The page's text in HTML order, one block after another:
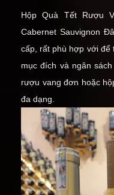
Hộp Quà Tết Rượu
Cabernet Sauvignon
cấp, rất phù hợp với để
mục đích và ngân
rượu vang đơn hoặc
đa dạng.